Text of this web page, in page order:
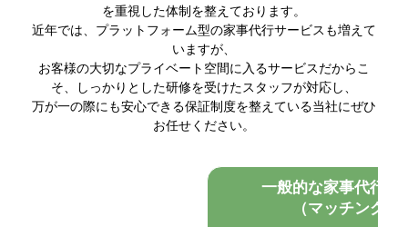
を重視した体制を整えております。
近年では、プラットフォーム型の家事代行サービスも増えて
いますが、
お客様の大切なプライベート空間に入るサービスだからこ
そ、しっかりとした研修を受けたスタッフが対応し、
万が一の際にも安心できる保証制度を整えている当社にぜひ
お任せください。
一般的な家事代行サ
（マッチング型